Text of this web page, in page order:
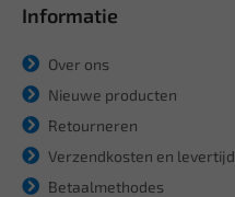
Informatie
Over ons
Nieuwe producten
Retourneren
Verzendkosten en levertijd
Betaalmethodes